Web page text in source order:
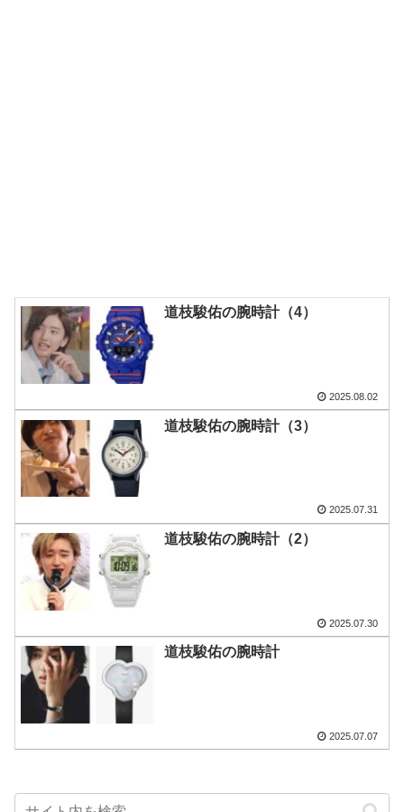
道枝駿佑の腕時計（4）
2025.08.02
道枝駿佑の腕時計（3）
2025.07.31
道枝駿佑の腕時計（2）
2025.07.30
道枝駿佑の腕時計
2025.07.07